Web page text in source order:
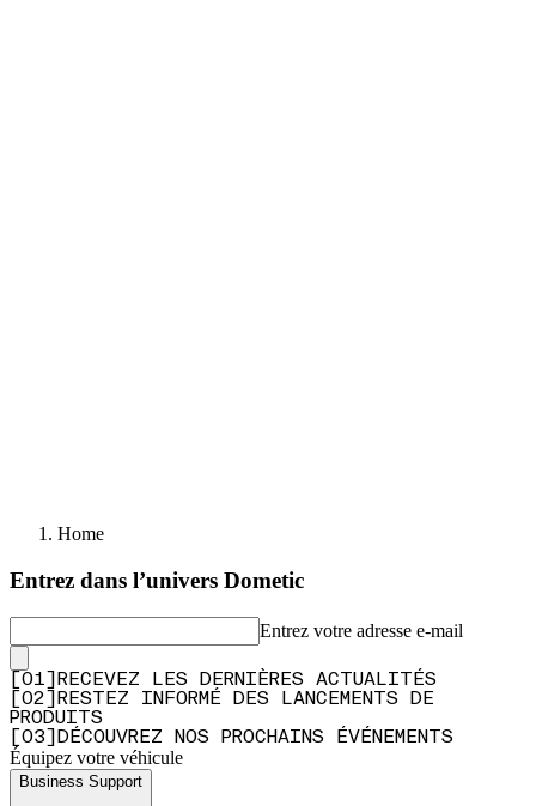
Home
Entrez dans l’univers Dometic
Entrez votre adresse e-mail
01
RECEVEZ LES DERNIÈRES ACTUALITÉS
02
RESTEZ INFORMÉ DES LANCEMENTS DE
PRODUITS
03 DÉCOUVREZ NOS PROCHAINS ÉVÉNEMENTS
Équipez votre véhicule
Business Support